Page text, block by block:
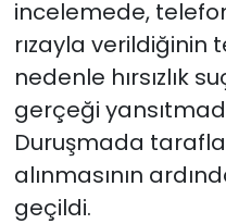
incelemede,
rızayla verildiğinin
nedenle hırsızlık
gerçeği
Duruşmada
alınmasının
geçildi.